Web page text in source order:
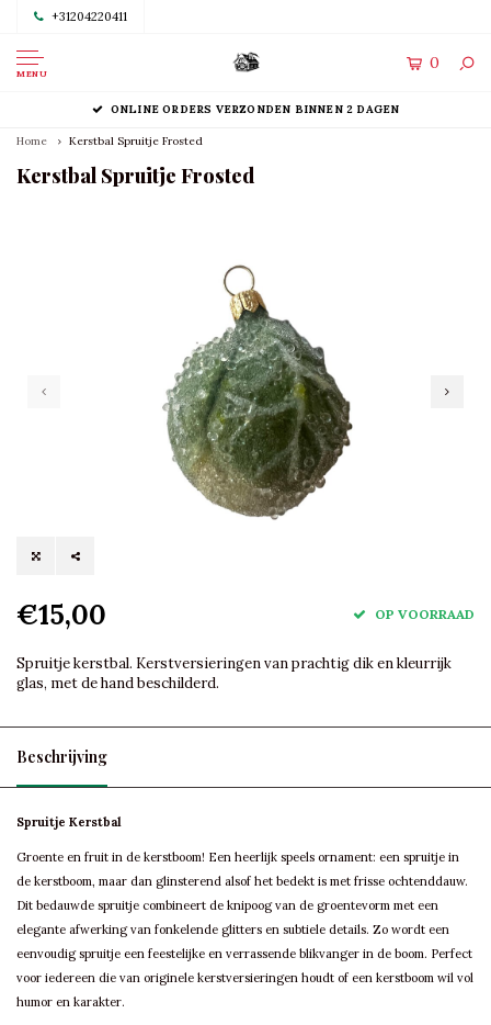
+31204220411
MENU
0
ONLINE ORDERS VERZONDEN BINNEN 2 DAGEN
Home Kerstbal Spruitje Frosted
Kerstbal Spruitje Frosted
€15,00 OP VOORRAAD
Spruitje kerstbal. Kerstversieringen van prachtig dik en kleurrijk
glas, met de hand beschilderd.
Beschrijving
Spruitje Kerstbal
Groente en fruit in de kerstboom! Een heerlijk speels ornament: een spruitje in
de kerstboom, maar dan glinsterend alsof het bedekt is met frisse ochtenddauw.
Dit bedauwde spruitje combineert de knipoog van de groentevorm met een
elegante afwerking van fonkelende glitters en subtiele details. Zo wordt een
eenvoudig spruitje een feestelijke en verrassende blikvanger in de boom. Perfect
voor iedereen die van originele kerstversieringen houdt of een kerstboom wil vol
humor en karakter.